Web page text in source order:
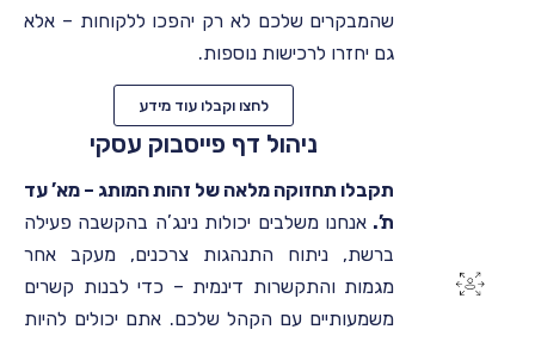
שהמבקרים שלכם לא רק יהפכו ללקוחות – אלא
גם יחזרו לרכישות נוספות.
לחצו וקבלו עוד מידע
ניהול דף פייסבוק עסקי
תקבלו תחזוקה מלאה של זהות המותג – מא’ עד
ת’. אנחנו משלבים יכולות נינג’ה בהקשבה פעילה
ברשת, ניתוח התנהגות צרכנים, מעקב אחר
מגמות והתקשרות דינמית – כדי לבנות קשרים
משמעותיים עם הקהל שלכם. אתם יכולים להיות